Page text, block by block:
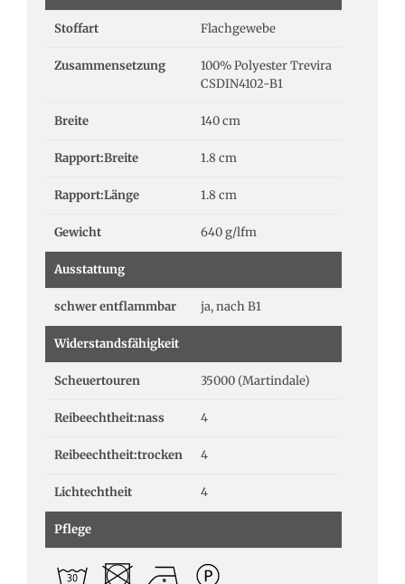
Stoffart Flachgewebe
Zusammensetzung
100% Polyester Trevira
CSDIN4102-B1
Breite 140 cm
Rapport:Breite 1.8 cm
Rapport:Länge 1.8 cm
Gewicht 640 g/lfm
Ausstattung
schwer entflammbar ja, nach B1
Widerstandsfähigkeit
Scheuertouren 35000 (Martindale)
Reibeechtheit:nass 4
Reibeechtheit:trocken 4
Lichtechtheit 4
Pflege